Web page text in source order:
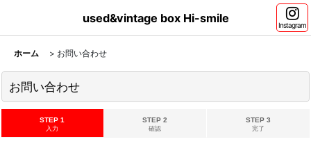
used&vintage box Hi-smile
Instagram
ホーム > お問い合わせ
お問い合わせ
STEP 1
入力
STEP 2
確認
STEP 3
完了